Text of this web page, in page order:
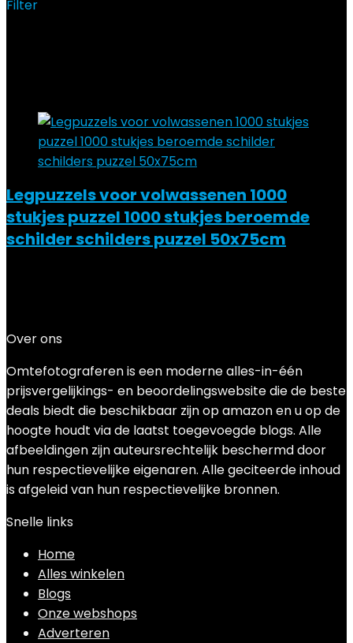
Filter
Legpuzzels voor volwassenen 1000
stukjes puzzel 1000 stukjes beroemde
schilder schilders puzzel 50x75cm
Over ons
Omtefotograferen is een moderne alles-in-één
prijsvergelijkings- en beoordelingswebsite die de beste
deals biedt die beschikbaar zijn op amazon en u op de
hoogte houdt via de laatst toegevoegde blogs. Alle
afbeeldingen zijn auteursrechtelijk beschermd door
hun respectievelijke eigenaren. Alle geciteerde inhoud
is afgeleid van hun respectievelijke bronnen.
Snelle links
Home
Alles winkelen
Blogs
Onze webshops
Adverteren